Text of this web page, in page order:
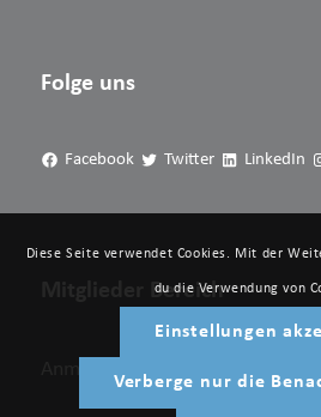
Folge uns
Facebook Twitter LinkedIn
Mitglieder Bereich
Anmelden
Diese Seite verwendet Cookies. Mit der
du die Verwendung von
Einstellungen
Verberge nur die